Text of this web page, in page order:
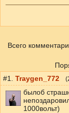
Всего
#1. Traygen_772 (
былоб
1000вольт)